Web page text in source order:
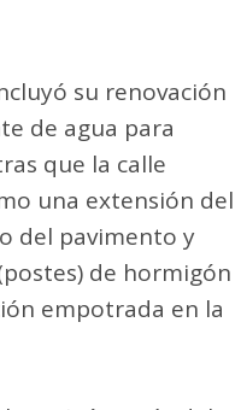
su renovación
de agua para
que la calle
una extensión del
del pavimento y
de hormigón
empotrada en la